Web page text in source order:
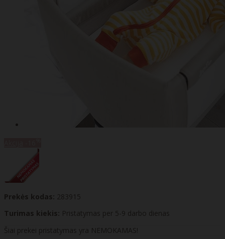
Prekės kodas: 283915
Turimas kiekis: Pristatymas per 5-9 darbo dienas
Šiai prekei pristatymas yra NEMOKAMAS!